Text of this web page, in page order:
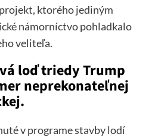
ktorého jediným
námorníctvo pohladkalo
veliteľa.
loď triedy Trump
neprekonateľnej
v programe stavby lodí